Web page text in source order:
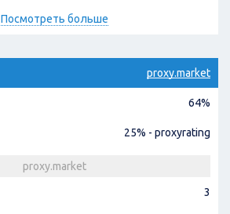
Посмотреть больше
proxy.market
64%
25% - proxyrating
proxy.market
3